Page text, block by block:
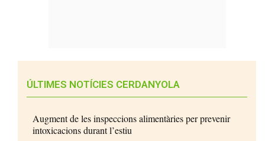
ÚLTIMES NOTÍCIES CERDANYOLA
Augment de les inspeccions alimentàries per prevenir
intoxicacions durant l’estiu